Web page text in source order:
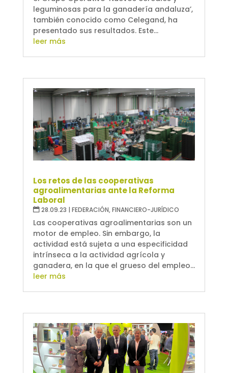
leguminosas para la ganadería andaluza’,
también conocido como Celegand, ha
presentado sus resultados. Este...
leer más
Los retos de las cooperativas
agroalimentarias ante la Reforma
Laboral
28.09.23 | FEDERACIÓN,FINANCIERO-JURÍDICO
Las cooperativas agroalimentarias son un
motor de empleo. Sin embargo, la
actividad está sujeta a una especificidad
intrínseca a la actividad agrícola y
ganadera, en la que el grueso del empleo...
leer más